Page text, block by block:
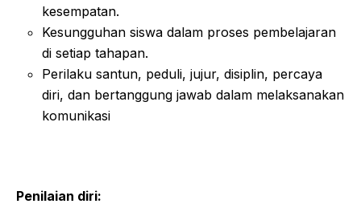
kesempatan.
Kesungguhan siswa dalam proses pembelajaran
di setiap tahapan.
Perilaku santun, peduli, jujur, disiplin, percaya
diri, dan bertanggung jawab dalam melaksanakan
komunikasi
Penilaian diri: